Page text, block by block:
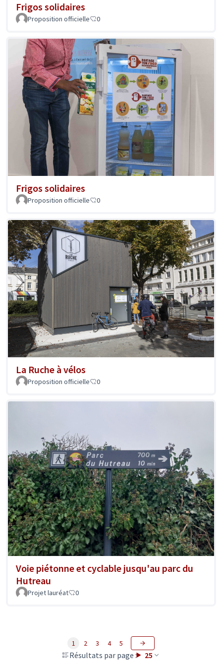
Frigos solidaires
Proposition officielle 0
Frigos solidaires
Proposition officielle 0
La Ruche à vélos
Proposition officielle 0
Voie piétonne et cyclable jusqu'au parc du
Hutreau
Projet lauréat 0
Résultats par page : 25
1 2 3 4 5